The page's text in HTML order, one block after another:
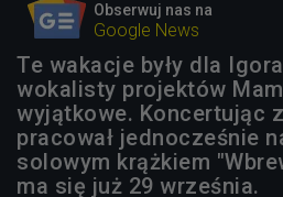
Obserwuj nas na
Google News
Te wakacje były dla
wokalisty projektów
wyjątkowe. Koncertując
pracował jednocześnie
solowym krążkiem
ma się już 29 września.